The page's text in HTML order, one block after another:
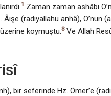
1 Zaman zaman ashâbı
(radıyallahu anhâ), O’nun
koymuştu. 3Ve Allah
bir seferinde Hz. Ömer’e